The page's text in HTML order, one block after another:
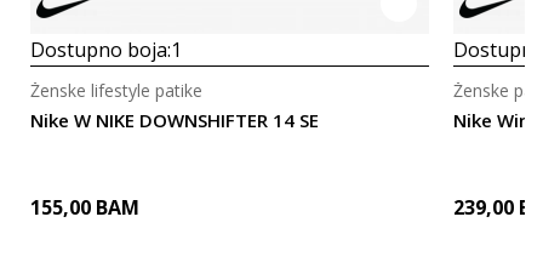
Dostupno boja:1
Nike W NIKE DOWNSHIFTER 14 SE
Ženske lifestyle patike
155,00 BAM
Nike
Ženske
239,00